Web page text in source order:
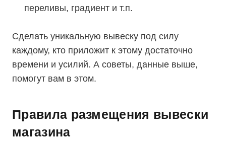
переливы, градиент и т.п.
Сделать уникальную вывеску под силу
каждому, кто приложит к этому достаточно
времени и усилий. А советы, данные выше,
помогут вам в этом.
Правила размещения вывески
магазина